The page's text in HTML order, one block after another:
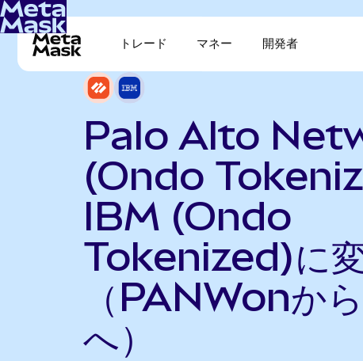
トレード マネー 開発者
Palo Alto
(Ondo
IBM (Ondo
Tokenized)に
（PANWonか
へ）